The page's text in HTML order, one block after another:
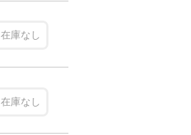
在庫なし
在庫なし